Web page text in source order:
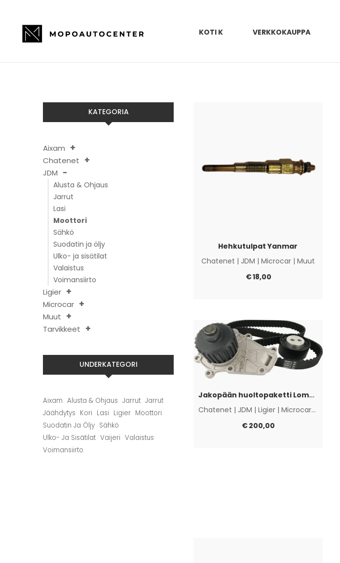
KOTI K VERKKOKAUPPA
KATEGORIA
Aixam
Chatenet
JDM
Alusta & Ohjaus
Jarrut
Lasi
Moottori
Sähkö
Suodatin ja öljy
Ulko- ja sisätilat
Valaistus
Voimansiirto
Ligier
Microcar
Muut
Tarvikkeet
UNDERKATEGORI
Aixam Alusta & Ohjaus Jarrut Jarrut
Jäähdytys Kori Lasi Ligier Moottori
Suodatin Ja Öljy Sähkö
Ulko- Ja Sisätilat Vaijeri Valaistus
Voimansiirto
Hehkutulpat Yanmar
Chatenet | JDM | Microcar| Muut
€18,00
Jakopään huoltopaketti Lombardini DCI
Chatenet | JDM | Ligier | Microcar|
€200,00